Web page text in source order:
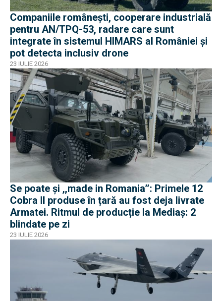
Companiile românești, cooperare industrială
pentru AN/TPQ-53, radare care sunt
integrate în sistemul HIMARS al României și
pot detecta inclusiv drone
23 IULIE 2026
Se poate și ,,made in Romania’’: Primele 12
Cobra II produse în țară au fost deja livrate
Armatei. Ritmul de producție la Mediaș: 2
blindate pe zi
23 IULIE 2026